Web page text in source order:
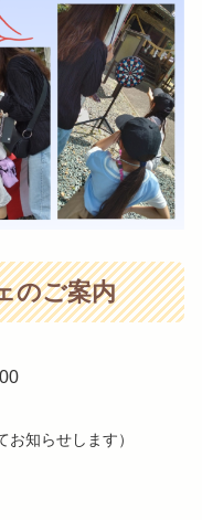
のご案内
お知らせします）